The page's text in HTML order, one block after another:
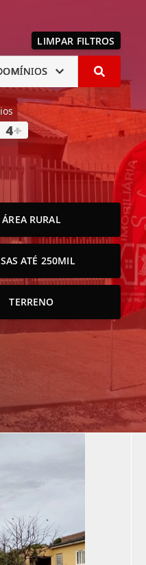
LIMPAR FILTROS
4+
ÁREA RURAL
ATÉ 250MIL
TERRENO